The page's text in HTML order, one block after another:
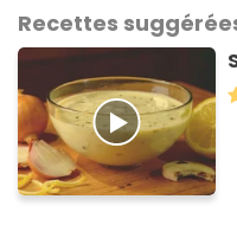
Recettes